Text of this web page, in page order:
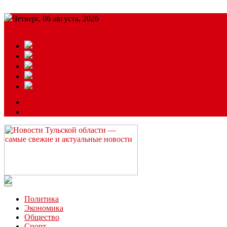
Четверг, 06 августа, 2026
Читайте последние новости дня в Тульской области на сайте
Политика
Экономика
Общество